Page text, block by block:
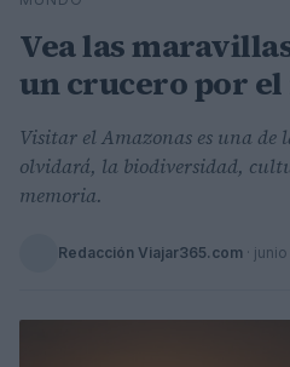
Buscar
Vea las
un crucero por
Visitar el Amazonas es una de
olvidará, la biodiversidad,
memoria.
Redacción Viajar365.com · junio